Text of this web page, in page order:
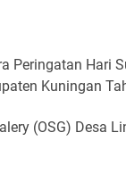
Peringatan Hari
Kuningan
(OSG) Desa